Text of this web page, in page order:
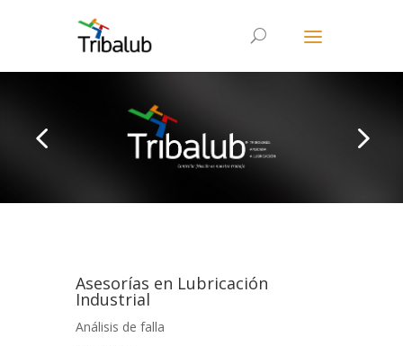
Asesorías en Lubricación
Industrial
Análisis de falla